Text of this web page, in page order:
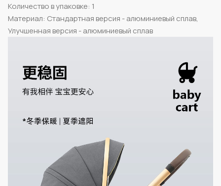
Количество в упаковке: 1
Материал: Стандартная версия - алюминиевый сплав,
Улучшенная версия - алюминиевый сплав